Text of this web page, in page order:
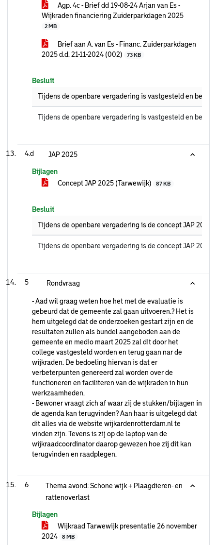
Agp. 4c - Brief dd 19-08-24 Arjan van Es -
Wijkraden financiering Zuiderparkdagen 2025
2 MB
Brief aan A. van Es - Financ. Zuiderparkdagen
2025 d.d. 21-11-2024 (002)
73 KB
Besluit
Tijdens de openbare vergadering is vastgesteld en
Tijdens de openbare vergadering is vastgesteld en
4.d JAP 2025
Bijlagen
Concept JAP 2025 (Tarwewijk)
87 KB
Besluit
Tijdens de openbare vergadering is de concept JAP 2025
Tijdens de openbare vergadering is de concept JAP 2025
5 Rondvraag
- Aad wil graag weten hoe het met de evaluatie is
gebeurd dat de gemeente zal gaan uitvoeren.? Het is
hem uitgelegd dat de onderzoeken gestart zijn en de
resultaten zullen als bundel aangeboden aan de
gemeente en medio maart 2025 zal dit door het
college vastgesteld worden en terug gaan nar de
wijkraden. De bedoeling hiervan is dat er
verbeterpunten genereerd zal worden over de
functioneren en faciliteren van de wijkraden in hun
werkzaamheden.
- Bewoner vraagt zich af waar zij de stukken/bijlagen in
de agenda kan terugvinden? Aan haar is uitgelegd dat
dit alles via de website wijkardenrotterdam.nl te
vinden zijn. Tevens is zij op de laptop van de
wijkraadcoordinator daarop gewezen hoe zij dit kan
terugvinden en raadplegen.
6
Thema avond: Schone wijk + Plaagdieren- en
rattenoverlast
Bijlagen
Wijkraad Tarwewijk presentatie 26 november
2024
8 MB